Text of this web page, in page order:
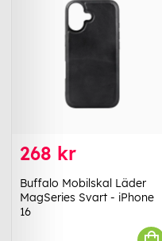
268 kr
Buffalo Mobilskal Läder
MagSeries Svart - iPhone
16